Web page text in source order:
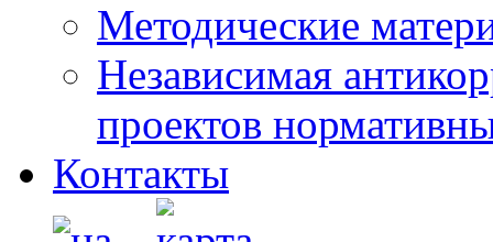
Методические
Независимая
проектов
Контакты